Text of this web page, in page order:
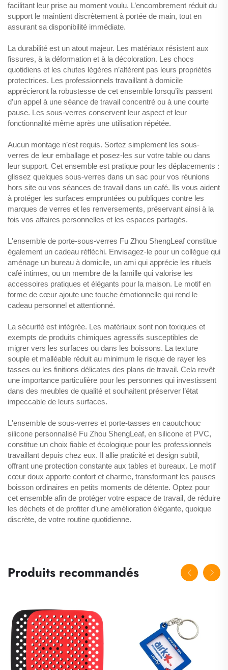
facilitant leur prise au moment voulu. L’encombrement réduit du
support le maintient discrètement à portée de main, tout en
assurant sa disponibilité immédiate.
La durabilité est un atout majeur. Les matériaux résistent aux
fissures, à la déformation et à la décoloration. Les chocs
quotidiens et les chutes légères n’altèrent pas leurs propriétés
protectrices. Les professionnels travaillant à domicile
apprécieront la robustesse de cet ensemble lorsqu’ils passent
d’un appel à une séance de travail concentré ou à une courte
pause. Les sous-verres conservent leur aspect et leur
fonctionnalité même après une utilisation répétée.
Aucun montage n’est requis. Sortez simplement les sous-
verres de leur emballage et posez-les sur votre table ou dans
leur support. Cet ensemble est pratique pour les déplacements :
glissez quelques sous-verres dans un sac pour vos réunions
hors site ou vos séances de travail dans un café. Ils vous aident
à protéger les surfaces empruntées ou publiques contre les
marques de verres et les renversements, préservant ainsi à la
fois vos affaires personnelles et les espaces partagés.
L'ensemble de porte-sous-verres Fu Zhou ShengLeaf constitue
également un cadeau réfléchi. Envisagez-le pour un collègue qui
aménage un bureau à domicile, un ami qui apprécie les rituels
café intimes, ou un membre de la famille qui valorise les
accessoires pratiques et élégants pour la maison. Le motif en
forme de cœur ajoute une touche émotionnelle qui rend le
cadeau personnel et attentionné.
La sécurité est intégrée. Les matériaux sont non toxiques et
exempts de produits chimiques agressifs susceptibles de
migrer vers les surfaces ou dans les boissons. La texture
souple et malléable réduit au minimum le risque de rayer les
tasses ou les finitions délicates des plans de travail. Cela revêt
une importance particulière pour les personnes qui investissent
dans des meubles de qualité et souhaitent préserver l’état
impeccable de leurs surfaces.
L'ensemble de sous-verres et porte-tasses en caoutchouc
silicone personnalisé Fu Zhou ShengLeaf, en silicone et PVC,
constitue un choix fiable et écologique pour les professionnels
travaillant depuis chez eux. Il allie praticité et design subtil,
offrant une protection constante aux tables et bureaux. Le motif
cœur doux apporte confort et charme, transformant les pauses
boisson ordinaires en petits moments de détente. Optez pour
cet ensemble afin de protéger votre espace de travail, de réduire
les déchets et de profiter d’une amélioration élégante, quoique
discrète, de votre routine quotidienne.
Produits recommandés